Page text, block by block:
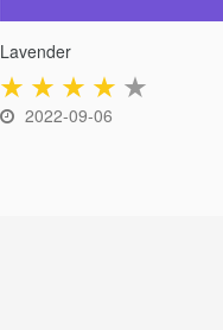
Lavender
★ ★ ★ ★ ★
2022-09-06